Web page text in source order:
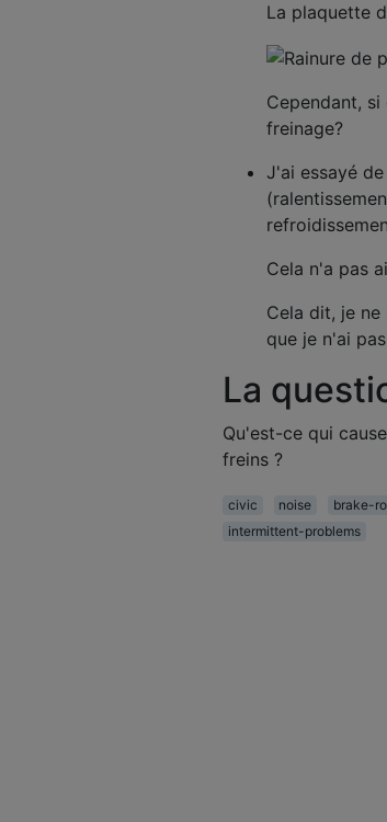
La plaquette
Cependant,
freinage?
J'ai essayé
Cela n'a pas
Cela dit, je
que je n'ai
La
Qu'est-ce qui
freins ?
civic noise brake-
intermittent-problems